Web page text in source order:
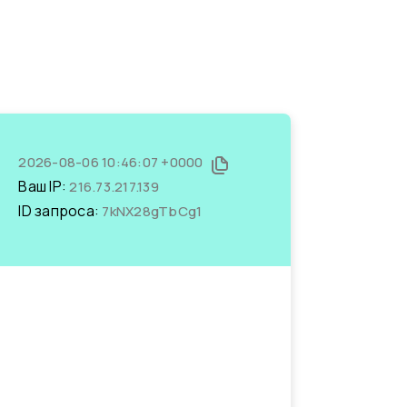
2026-08-06 10:46:07 +0000
Ваш IP:216.73.217.139
ID запроса: 7kNX28gTbCg1